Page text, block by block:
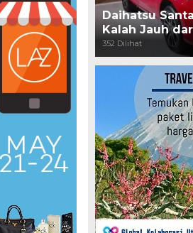
Daihatsu
Kalah Jauh
352 Dilihat